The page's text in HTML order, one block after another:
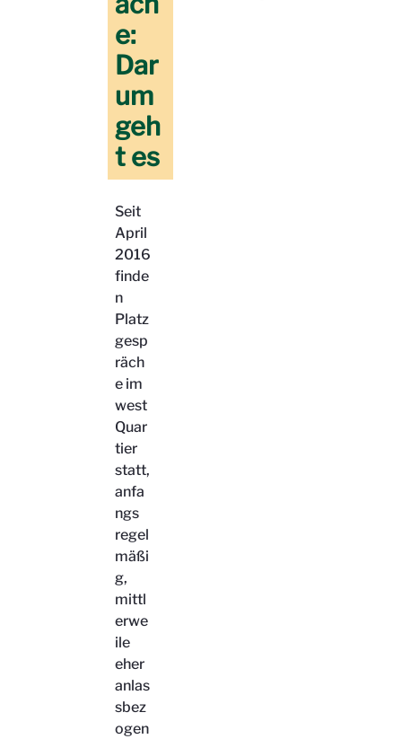
e:
Dar
um
geh
t es
Seit
April
2016
finde
n
Platz
gesp
räch
e im
west
Quar
tier
statt,
anfa
ngs
regel
mäßi
g,
mittl
erwe
ile
eher
anlas
sbez
ogen